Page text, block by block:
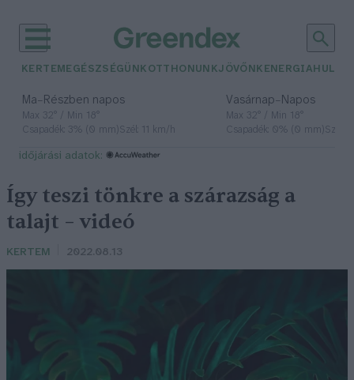
KERTEM EGÉSZSÉGÜNK OTTHONUNKJÖVŐNK ENERGIA
Ma– Részben napos
Max 32° / Min 18°
Csapadék: 3% (0 mm)Szél: 11 km/h
Vasárnap– Napos
Max 32° / Min 18°
Csapadék: 0% (0 mm)Szél:
időjárási adatok:
Így teszi tönkre a szárazság a
talajt – videó
KERTEM 2022.08.13